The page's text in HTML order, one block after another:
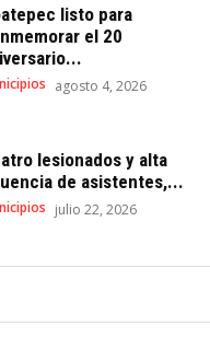
listo para
el 20
agosto 4, 2026
lesionados y alta
de asistentes,...
julio 22, 2026